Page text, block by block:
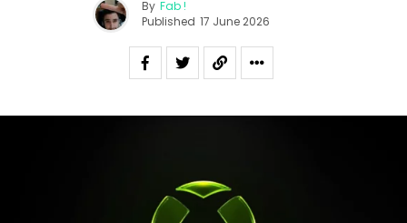
By Fab !
Published 17 June 2026